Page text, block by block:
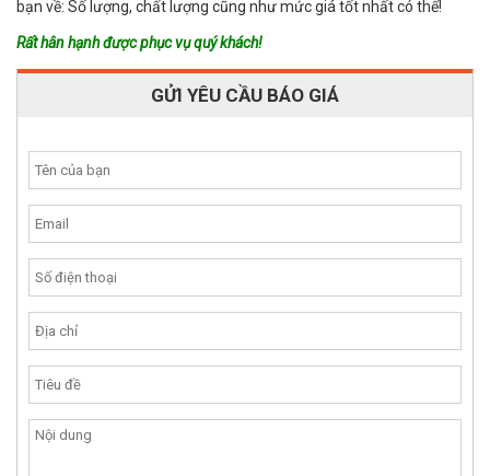
bạn về: Số lượng, chất lượng cũng như mức giá tốt nhất có thể!
Rất hân hạnh được phục vụ quý khách!
GỬI YÊU CẦU BÁO GIÁ